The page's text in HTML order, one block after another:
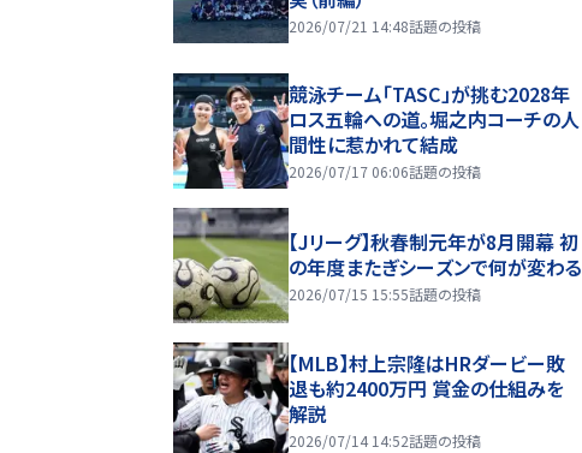
2026/07/21 14:48話題の投稿
競泳チーム「TASC」が挑む2028年
ロス五輪への道。堀之内コーチの人
間性に惹かれて結成
2026/07/17 06:06話題の投稿
【Jリーグ】秋春制元年が8月開幕 初
の年度またぎシーズンで何が変わる
2026/07/15 15:55話題の投稿
【MLB】村上宗隆はHRダービー敗
退も約2400万円 賞金の仕組みを
解説
2026/07/14 14:52話題の投稿